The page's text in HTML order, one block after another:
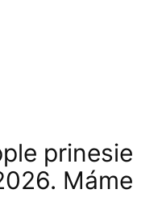
prinesie
Máme